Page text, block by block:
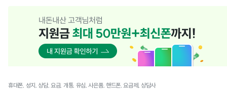
휴대폰, 성지, 상담, 요금, 개통, 유심, 사은품, 핸드폰, 요금제, 상담사